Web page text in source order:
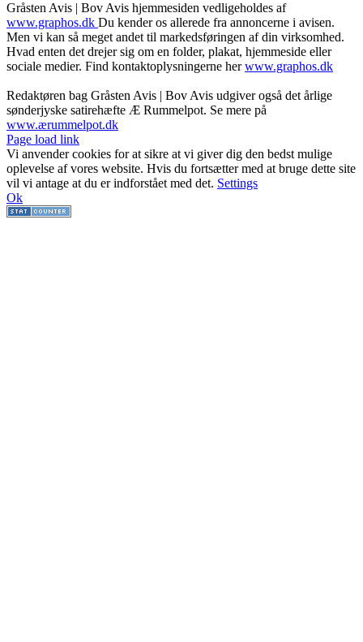
Gråsten Avis | Bov Avis hjemmesiden vedligeholdes af
www.graphos.dk Du kender os allerede fra annoncerne i avisen.
Men vi kan så meget andet til markedsføringen af din virksomhed.
Hvad enten det drejer sig om en folder, plakat, hjemmeside eller
sociale medier. Find kontaktoplysningerne herwww.graphos.dk
Redaktøren bag Gråsten Avis | Bov Avis udgiver også det årlige
sønderjyske satirehæfte Æ Rummelpot. Se mere på
www.ærummelpot.dk
Facebook
Facebook
Facebook
Facebook
Instagram
Instagram
Instagram
LinkedIn
Page load link
Vi anvender cookies for at sikre at vi giver dig den bedst mulige
oplevelse af vores website. Hvis du fortsætter med at bruge dette site
vil vi antage at du er indforstået med det. Settings
Ok
Go